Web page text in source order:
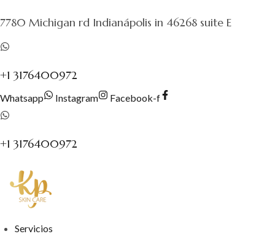
contenido
7780 Michigan rd Indianápolis in 46268 suite E
+1 3176400972
Whatsapp Instagram Facebook-f
+1 3176400972
Servicios